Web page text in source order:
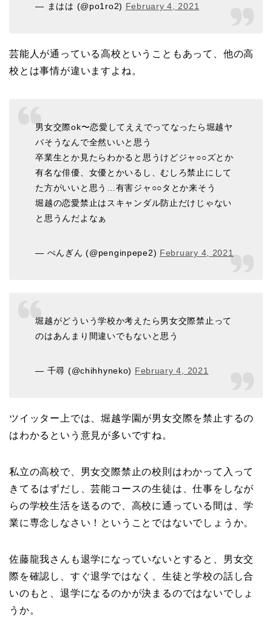
— まはは (@po1ro2) February 4, 2021
芸能人が通っている高校ということもあって、他の高
校とは事情が違いますよね。
男女交際ok〜恋愛してええでってなったら堀越ヤ
バそうなんで全然いいと思う
卒業生とか見たらわかると思うけどジャ○○ズとか
有名な俳優、女優とかいるし、むしろ禁止にして
た方がいいと思う…有害ジャ○○タとか来そう
堀越の恋愛禁止はスキャンダル防止だけじゃない
と思うんだよなぁ
— ぺんぎん (@penginpepe2) February 4, 2021
堀越がどういう学校か考えたら男女交際禁止って
のはあんまり間違いでもないと思う
— 千尋 (@chihhyneko) February 4, 2021
ツイッター上では、堀越学園が男女交際を禁止するの
はわかるという意見が多いですね。
私立の高校で、男女交際禁止の校則はわかって入って
きてるはずだし、芸能コースの生徒は、仕事をしなが
らの学校生活を送るので、高校に通っている間は、学
業に専念しなさい！ということではないでしょうか。
佐藤龍我さんも退学になっていないとすると、男女交
際を確認し、すぐ退学ではなく、生徒と学校の話し合
いのもと、退学になるのかが決まるのではないでしょ
うか。